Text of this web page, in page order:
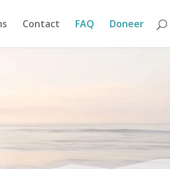
Contact FAQ Doneer